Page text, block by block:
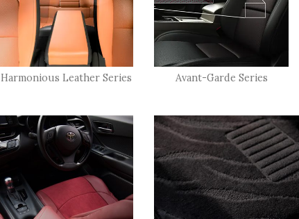
Harmonious Leather Series Avant-Garde Series